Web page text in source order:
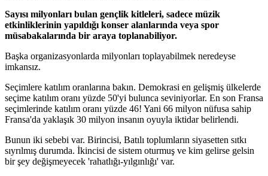
Sayısı milyonları bulan gençlik kitleleri, sadece müzik
etkinliklerinin yapıldığı konser alanlarında veya spor
müsabakalarında bir araya toplanabiliyor.
Başka organizasyonlarda milyonları toplayabilmek neredeyse
imkansız.
Seçimlere katılım oranlarına bakın. Demokrasi en gelişmiş ülkelerde
seçime katılım oranı yüzde 50'yi bulunca seviniyorlar. En son Fransa
seçimlerinde katılım oranı yüzde 46! Yani 66 milyon nüfusa sahip
Fransa'da yaklaşık 30 milyon insanın oyuyla iktidar belirlendi.
Bunun iki sebebi var. Birincisi, Batılı toplumların siyasetten sıtkı
sıyrılmış durumda. İkincisi de sistem oturmuş ve kim gelirse gelsin
bir şey değişmeyecek 'rahatlığı-yılgınlığı' var.